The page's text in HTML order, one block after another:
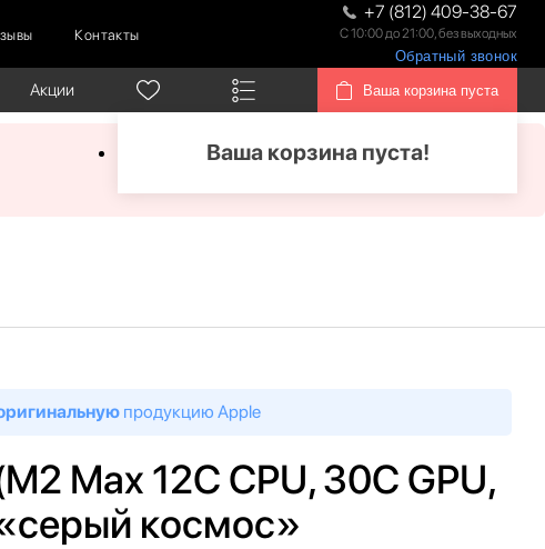
Контакты
+7 (812) 409-38-67
С 10:00 до 21:00, без выходных
Обратный звонок
Акции Ваша корзина пуста
Ваша корзина пуста!
продукцию Apple
Max 12C CPU, 30C GPU,
космос»